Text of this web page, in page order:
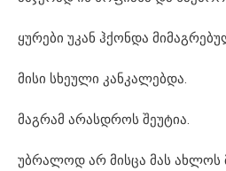
ყურები უკან ჰქონდა
მისი სხეული კანკალებდა.
მაგრამ არასდროს შეუტია.
უბრალოდ არ მისცა მას ახლოს